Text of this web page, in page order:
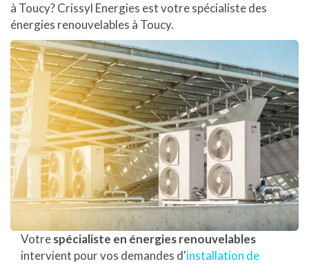
à Toucy? Crissyl Energies est votre spécialiste des
énergies renouvelables à Toucy.
Votrespécialiste en énergies renouvelables
intervient pour vos demandes d'installation de